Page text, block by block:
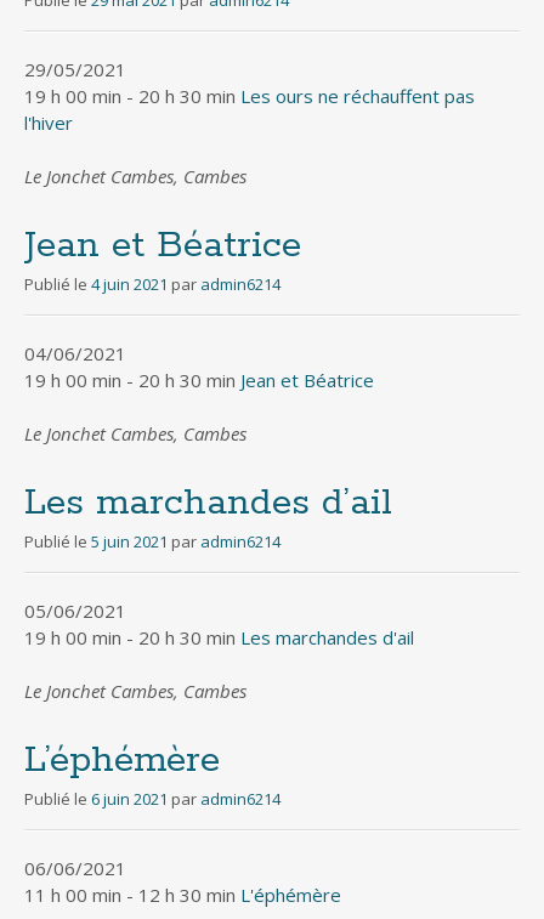
29/05/2021
19 h 00 min - 20 h 30 min Les ours ne réchauffent pas
l'hiver
Le Jonchet Cambes, Cambes
Jean et Béatrice
Publié le 4 juin 2021 par admin6214
04/06/2021
19 h 00 min - 20 h 30 min Jean et Béatrice
Le Jonchet Cambes, Cambes
Les marchandes d’ail
Publié le 5 juin 2021 par admin6214
05/06/2021
19 h 00 min - 20 h 30 min Les marchandes d'ail
Le Jonchet Cambes, Cambes
L’éphémère
Publié le 6 juin 2021 par admin6214
06/06/2021
11 h 00 min - 12 h 30 min L'éphémère